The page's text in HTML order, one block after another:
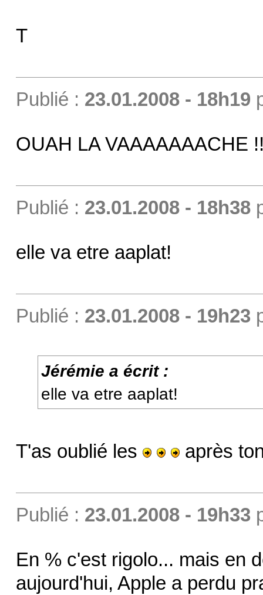
T
Publié : 23.01.2008 - 18h19
OUAH LA VAAAAAAACHE
Publié : 23.01.2008 - 18h38
elle va etre aaplat!
Publié : 23.01.2008 - 19h23
Jérémie a écrit :
elle va etre aaplat!
T'as oublié les après
Publié : 23.01.2008 - 19h33
En % c'est rigolo... mais en
aujourd'hui, Apple a perdu